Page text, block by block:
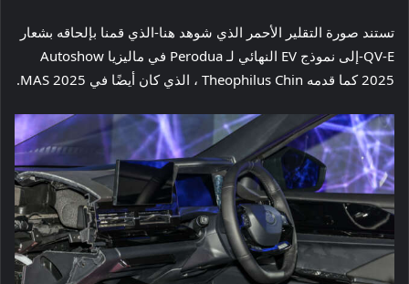
تستند صورة التقلير الأحمر الذي شوهد هنا-الذي قمنا بإلحاقه بشعار
QV-E-إلى نموذج EV النهائي لـ Perodua في ماليزيا Autoshow
2025 كما قدمه Theophilus Chin ، الذي كان أيضًا في MAS 2025.